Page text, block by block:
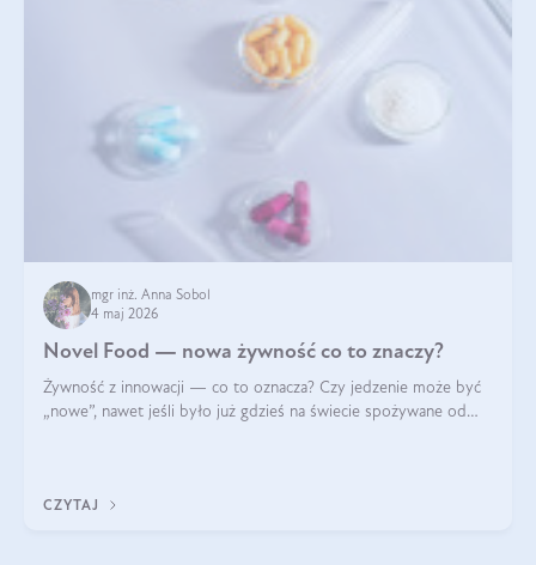
mgr inż. Anna Sobol
4 maj 2026
Novel Food — nowa żywność co to znaczy?
Żywność z innowacji — co to oznacza? Czy jedzenie może być
„nowe”, nawet jeśli było już gdzieś na świecie spożywane od
CZYTAJ